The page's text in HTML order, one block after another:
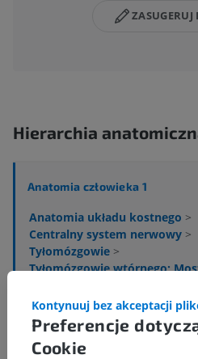
ZASUGERUJ
Hierarchia
Anatomia człowieka 1
Anatomia układu kostnego >
Centralny system nerwowy >
Tyłomózgowie >
Tyłomózgowie wtórnego;
Powiązane struktury:Nie
z tą częścią ciała
Preferencje
Cookie
Kontynuuj bez akceptacji